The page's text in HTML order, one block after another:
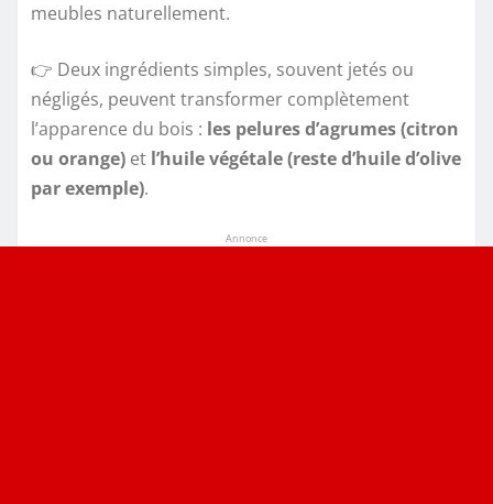
meubles naturellement.
👉 Deux ingrédients simples, souvent jetés ou
négligés, peuvent transformer complètement
l’apparence du bois : les pelures d’agrumes (citron
ou orange) et l’huile végétale (reste d’huile d’olive
par exemple).
Annonce